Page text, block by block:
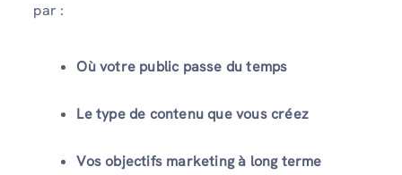
par :
Où votre public passe du temps
Le type de contenu que vous créez
Vos objectifs marketing à long terme